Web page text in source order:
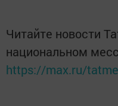
Читайте новости
национальном
https://max.ru/